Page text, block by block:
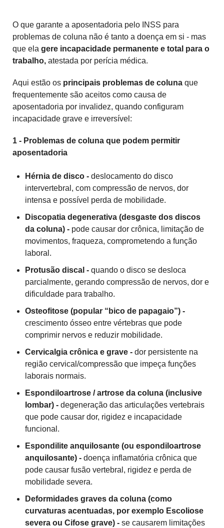
O que garante a aposentadoria pelo INSS para
problemas de coluna não é tanto a doença em si - mas
que ela gere incapacidade permanente e total para o
trabalho, atestada por perícia médica.
Aqui estão os principais problemas de coluna que
frequentemente são aceitos como causa de
aposentadoria por invalidez, quando configuram
incapacidade grave e irreversível:
1 - Problemas de coluna que podem permitir
aposentadoria
Hérnia de disco - deslocamento do disco
intervertebral, com compressão de nervos, dor
intensa e possível perda de mobilidade.
Discopatia degenerativa (desgaste dos discos
da coluna) - pode causar dor crônica, limitação de
movimentos, fraqueza, comprometendo a função
laboral.
Protusão discal - quando o disco se desloca
parcialmente, gerando compressão de nervos, dor e
dificuldade para trabalho.
Osteofitose (popular “bico de papagaio”) -
crescimento ósseo entre vértebras que pode
comprimir nervos e reduzir mobilidade.
Cervicalgia crônica e grave - dor persistente na
região cervical/compressão que impeça funções
laborais normais.
Espondiloartrose / artrose da coluna (inclusive
lombar) - degeneração das articulações vertebrais
que pode causar dor, rigidez e incapacidade
funcional.
Espondilite anquilosante (ou espondiloartrose
anquilosante) - doença inflamatória crônica que
pode causar fusão vertebral, rigidez e perda de
mobilidade severa.
Deformidades graves da coluna (como
curvaturas acentuadas, por exemplo Escoliose
severa ou Cifose grave) - se causarem limitações